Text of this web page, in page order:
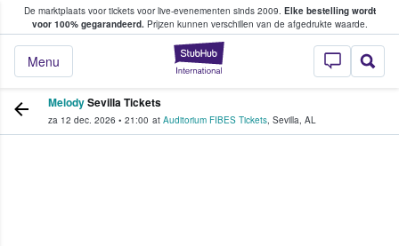
De marktplaats voor tickets voor live-evenementen sinds 2009. Elke bestelling wordt
voor 100% gegarandeerd.Prijzen kunnen verschillen van de afgedrukte waarde.
StubHub: waar
Menu
tickets kopen en verkopen
MelodySevilla Tickets
za 12 dec. 2026 • 21:00 at Auditorium FIBES Tickets, Sevilla, AL